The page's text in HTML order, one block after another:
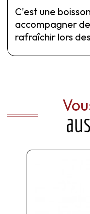
C'est une
accompagner
rafraîchir lors